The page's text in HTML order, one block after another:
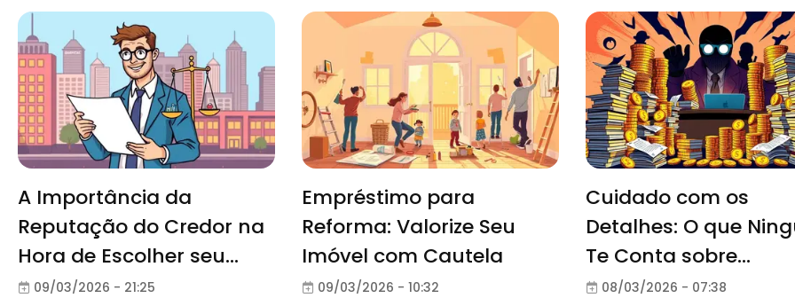
A Importância da
Reputação do Credor na
Hora de Escolher seu
Empréstimo
09/03/2026 - 21:25
Empréstimo para
Reforma: Valorize Seu
Imóvel com Cautela
09/03/2026 - 10:32
Cuidado com os
Detalhes: O que
Te Conta sobre
Empréstimos
08/03/2026 - 07:38